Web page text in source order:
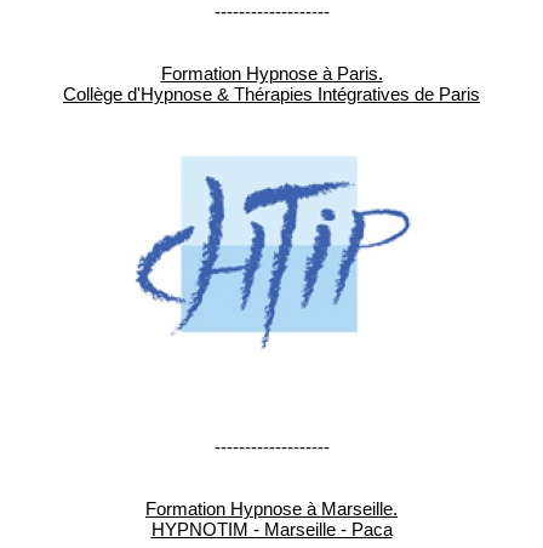
-------------------
Formation Hypnose à Paris.
Collège d'Hypnose & Thérapies Intégratives de Paris
-------------------
Formation Hypnose à Marseille.
HYPNOTIM - Marseille - Paca